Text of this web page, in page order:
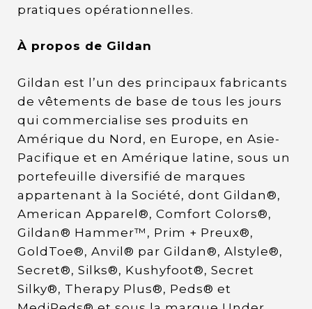
pratiques opérationnelles.
À propos de Gildan
Gildan est l’un des principaux fabricants
de vêtements de base de tous les jours
qui commercialise ses produits en
Amérique du Nord, en Europe, en Asie-
Pacifique et en Amérique latine, sous un
portefeuille diversifié de marques
appartenant à la Société, dont Gildan®,
American Apparel®, Comfort Colors®,
Gildan® Hammer™, Prim + Preux®,
GoldToe®, Anvil® par Gildan®, Alstyle®,
Secret®, Silks®, Kushyfoot®, Secret
Silky®, Therapy Plus®, Peds® et